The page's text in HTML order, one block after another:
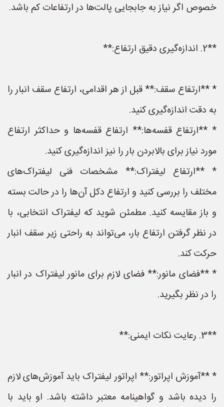
خصوص اگر نیاز به جابجایی پالت‌ها در ارتفاعات کم باشد.
**2. اندازه‌گیری دقیق ارتفاع:**
* **ارتفاع سقف:** قبل از هر اقدامی، ارتفاع سقف انبار را
به دقت اندازه‌گیری کنید.
* **ارتفاع قفسه‌ها:** ارتفاع قفسه‌ها و حداکثر ارتفاع
مورد نیاز برای بالابردن بار را نیز اندازه‌گیری کنید.
* **ارتفاع لیفتراک:** مشخصات فنی لیفتراک‌های
مختلف را بررسی کنید و ارتفاع دکل آن‌ها را در حالت بسته
و باز مقایسه کنید. مطمئن شوید که لیفتراک انتخابی، با
در نظر گرفتن ارتفاع بار، می‌تواند به راحتی زیر سقف انبار
حرکت کند.
* **فضای مانور:** فضای لازم برای مانور لیفتراک در انبار
را در نظر بگیرید.
**3. رعایت نکات ایمنی:**
* **آموزش اپراتور:** اپراتور لیفتراک باید آموزش‌های لازم
را دیده باشد و گواهینامه معتبر داشته باشد. او باید با